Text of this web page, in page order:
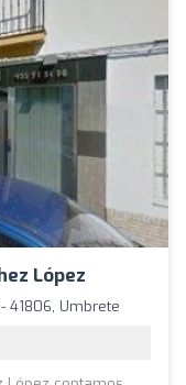
López
41806, Umbrete